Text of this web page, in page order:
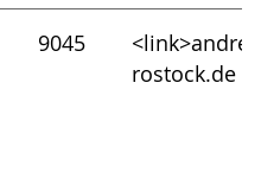
9045
rostock.de